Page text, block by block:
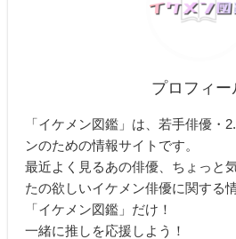
プロフィー
「イケメン図鑑」は、若手俳優・
ンのための情報サイトです。
最近よく見るあの俳優、ちょっと
たの欲しいイケメン俳優に関する
「イケメン図鑑」だけ！
一緒に推しを応援しよう！